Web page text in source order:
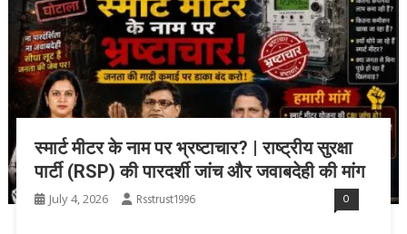
स्मार्ट मीटर के नाम पर भ्रष्टाचार? | राष्ट्रीय सुरक्षा
पार्टी (RSP) की पारदर्शी जांच और जवाबदेही की मांग
July 4, 2026 Rsstrust1996 0